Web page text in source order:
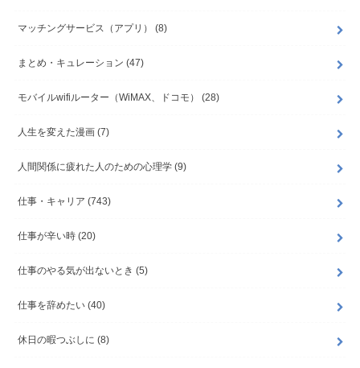
マッチングサービス（アプリ） (8)
まとめ・キュレーション (47)
モバイルwifiルーター（WiMAX、ドコモ） (28)
人生を変えた漫画 (7)
人間関係に疲れた人のための心理学 (9)
仕事・キャリア (743)
仕事が辛い時 (20)
仕事のやる気が出ないとき (5)
仕事を辞めたい (40)
休日の暇つぶしに (8)